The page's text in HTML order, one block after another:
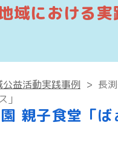
域における実
公益活動実践事例 > 長
」
親子食堂「ば